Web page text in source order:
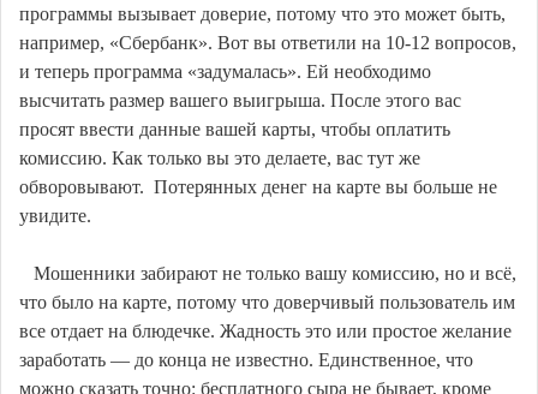
программы вызывает доверие, потому что это может быть,
например, «Сбербанк». Вот вы ответили на 10-12 вопросов,
и теперь программа «задумалась». Ей необходимо
высчитать размер вашего выигрыша. После этого вас
просят ввести данные вашей карты, чтобы оплатить
комиссию. Как только вы это делаете, вас тут же
обворовывают. Потерянных денег на карте вы больше не
увидите.
Мошенники забирают не только вашу комиссию, но и всё,
что было на карте, потому что доверчивый пользователь им
все отдает на блюдечке. Жадность это или простое желание
заработать — до конца не известно. Единственное, что
можно сказать точно: бесплатного сыра не бывает, кроме